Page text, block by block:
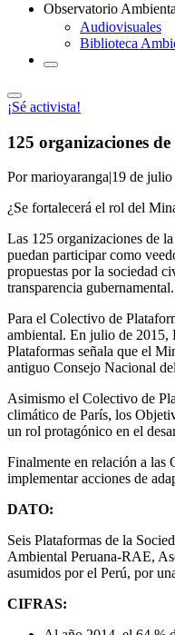
Observatorio
Audiovisuales
Biblioteca
¡Sé activista!
125 organizaciones
Por marioyaranga|19 de
¿Se fortalecerá el rol del
Las 125 organizaciones de
puedan participar como
propuestas por la sociedad
transparencia
Para el Colectivo de
ambiental. En julio de 2015,
Plataformas señala que el
antiguo Consejo Nacional
Asimismo el Colectivo de
climático de París, los
un rol protagónico en el
Finalmente en relación a las
implementar acciones de
DATO:
Seis Plataformas de la
Ambiental Peruana-RAE,
asumidos por el Perú, por
CIFRAS: